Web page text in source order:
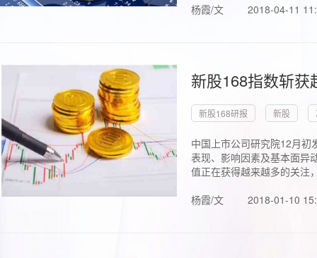
杨霞/文
2018-04-11
新股168指数斩
新股168研报 新股
中国上市公司研究院12月初
表现、影响因素及基本面异
值正在获得越来越多的关注
杨霞/文
2018-01-10